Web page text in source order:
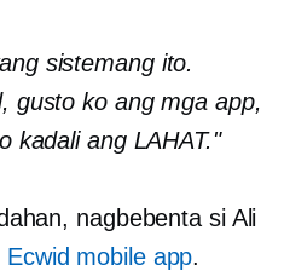
sistemang ito.
gusto ko ang mga app,
kadali ang LAHAT."
nagbebenta si Ali
Ecwid mobile app.